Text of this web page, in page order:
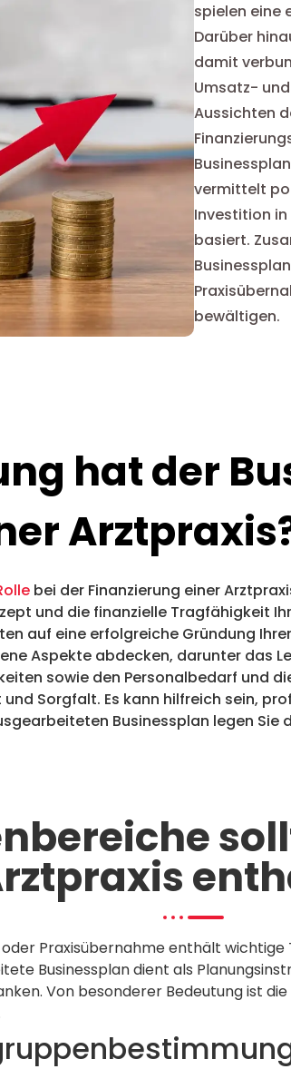
spielen eine
Darüber
damit
Umsatz-
Aussichten
vermittelt
Investition in
basiert.
bewältigen.
hat der
bei der Finanzierung einer
und die finanzielle Tragfähigkeit
auf eine erfolgreiche Gründung
Aspekte abdecken, darunter das
sowie den Personalbedarf und
Sorgfalt. Es kann hilfreich sein,
Businessplan legen
Praxisübernahme enthält
Businessplan dient als
Von besonderer Bedeutung ist